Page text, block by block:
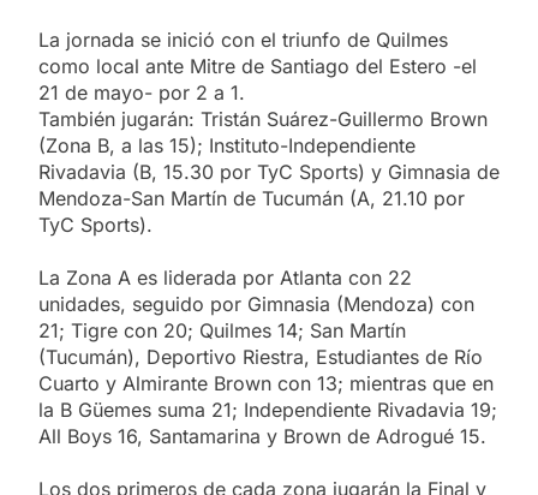
La jornada se inició con el triunfo de Quilmes
como local ante Mitre de Santiago del Estero -el
21 de mayo- por 2 a 1.
También jugarán: Tristán Suárez-Guillermo Brown
(Zona B, a las 15); Instituto-Independiente
Rivadavia (B, 15.30 por TyC Sports) y Gimnasia de
Mendoza-San Martín de Tucumán (A, 21.10 por
TyC Sports).
La Zona A es liderada por Atlanta con 22
unidades, seguido por Gimnasia (Mendoza) con
21; Tigre con 20; Quilmes 14; San Martín
(Tucumán), Deportivo Riestra, Estudiantes de Río
Cuarto y Almirante Brown con 13; mientras que en
la B Güemes suma 21; Independiente Rivadavia 19;
All Boys 16, Santamarina y Brown de Adrogué 15.
Los dos primeros de cada zona jugarán la Final y